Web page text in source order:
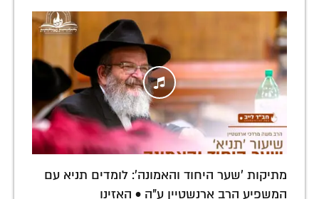
מתיקות 'שער היחוד והאמונה': לומדים תניא עם
המשפיע הרב ארנשטיין ע"ה • האזינו